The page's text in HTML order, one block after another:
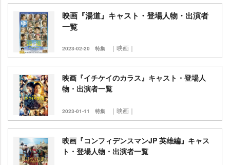
映画『湯道』キャスト・登場人物・出演者
一覧
2023-02-20 特集 ｜映画｜
映画『イチケイのカラス』キャスト・登場人
物・出演者一覧
2023-01-11 特集 ｜映画｜
映画『コンフィデンスマンJP 英雄編』キャス
ト・登場人物・出演者一覧